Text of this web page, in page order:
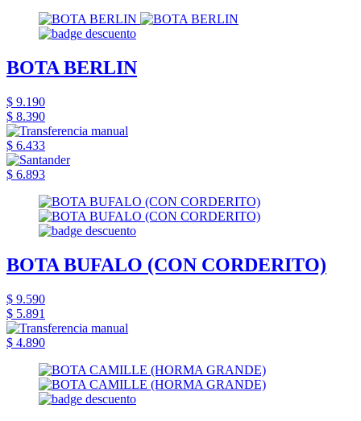
BOTA BERLIN
$ 9.190
$ 8.390
$ 6.433
$ 6.893
BOTA BUFALO (CON CORDERITO)
$ 9.590
$ 5.891
$ 4.890